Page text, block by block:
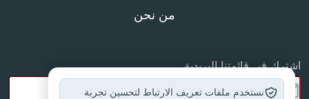
من نحن
اشترك في قائمتنا البريدية
نستخدم ملفات تعريف الارتباط لتحسين تجربة